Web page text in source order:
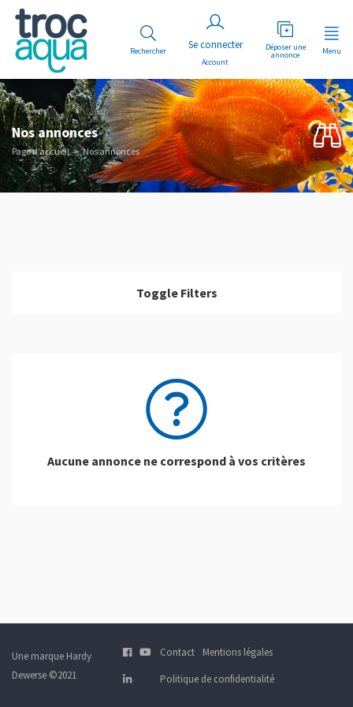
Rechercher
Account
Déposer une
annonce Menu
Nos annonces
Page d’accueil Nos annonces
Toggle Filters
Aucune annonce ne correspond à vos critères
Une marque Hardy
Dewerse ©2021
Contact
Mentions légales
Politique de confidentialité